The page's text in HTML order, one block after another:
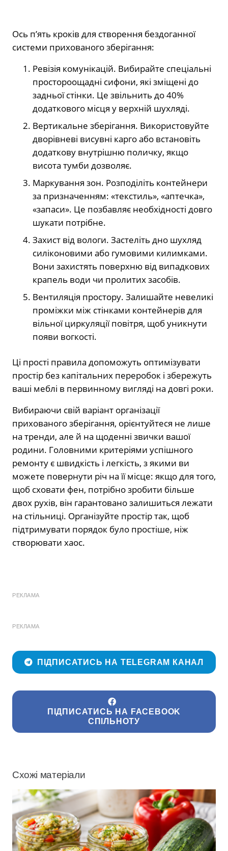
Ось п’ять кроків для створення бездоганної
системи прихованого зберігання:
Ревізія комунікацій. Вибирайте спеціальні
простороощадні сифони, які зміщені до
задньої стінки. Це звільнить до 40%
додаткового місця у верхній шухляді.
Вертикальне зберігання. Використовуйте
дворівневі висувні карго або встановіть
додаткову внутрішню поличку, якщо
висота тумби дозволяє.
Маркування зон. Розподіліть контейнери
за призначенням: «текстиль», «аптечка»,
«запаси». Це позбавляє необхідності довго
шукати потрібне.
Захист від вологи. Застеліть дно шухляд
силіконовими або гумовими килимками.
Вони захистять поверхню від випадкових
крапель води чи пролитих засобів.
Вентиляція простору. Залишайте невеликі
проміжки між стінками контейнерів для
вільної циркуляції повітря, щоб уникнути
появи вогкості.
Ці прості правила допоможуть оптимізувати
простір без капітальних переробок і збережуть
ваші меблі в первинному вигляді на довгі роки.
Вибираючи свій варіант організації
прихованого зберігання, орієнтуйтеся не лише
на тренди, але й на щоденні звички вашої
родини. Головними критеріями успішного
ремонту є швидкість і легкість, з якими ви
можете повернути річ на її місце: якщо для того,
щоб сховати фен, потрібно зробити більше
двох рухів, він гарантовано залишиться лежати
на стільниці. Організуйте простір так, щоб
підтримувати порядок було простіше, ніж
створювати хаос.
РЕКЛАМА
РЕКЛАМА
ПІДПИСАТИСЬ НА TELEGRAM КАНАЛ
ПІДПИСАТИСЬ НА FACEBOOK
СПІЛЬНОТУ
Схожі матеріали